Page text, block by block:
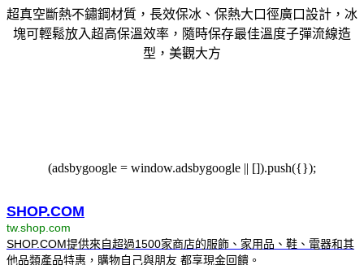
超真空斷熱不鏽鋼材質，長效保冰、保熱大口徑廣口設計，冰
塊可輕鬆放入超高保溫效率，隨時保存最佳溫度子彈流線造
型，美觀大方
(adsbygoogle = window.adsbygoogle || []).push({});
SHOP.COM
tw.shop.com
SHOP.COM提供來自超過1500家商店的服飾、家用品、鞋、電器和其
他品類產品特惠，購物自己與朋友 都享現金回饋。